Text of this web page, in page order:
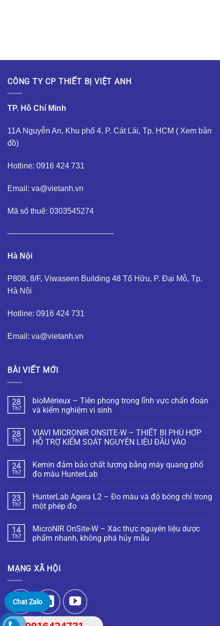
CÔNG TY CP THIẾT BỊ VIỆT ANH
TP. Hồ Chí Minh
11A Nguyễn An, Khu phố 4, P. Cát Lái, Tp. HCM ( Xem bản
đồ)
Hotline: 0916 424 731
Email: va@vietanh.vn
Mã số thuế: 0303545274
—————————————–
Hà Nội
P808, 8/F, Viwaseen Building 48 Tố Hữu, P. Đại Mỗ, Tp.
Hà Nội
Hotline: 0916 424 731
Email: va@vietanh.vn
BÀI VIẾT MỚI
28
Th7
bioMérieux – Tiên phong trong lĩnh vực chẩn đoán
và kiểm nghiệm vi sinh
28
Th7
VIAVI MICRONIR ONSITE-W – THIẾT BỊ PHÙ HỢP
HỖ TRỢ KIỂM SOÁT NGUYÊN LIỆU ĐẦU VÀO
24
Th7
Kemin đảm bảo chất lượng bằng máy quang phổ
đo màu HunterLab
23
Th7
HunterLab Agera L2 – Đo màu và độ bóng chỉ trong
một phép đo
14
Th7
MicroNIR OnSite-W – Xác thực nguyên liệu dược
phẩm nhanh, không phá hủy mẫu
MẠNG XÃ HỘI
Chat Zalo